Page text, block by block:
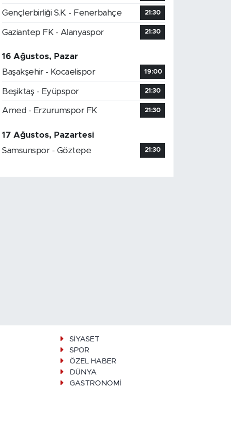
Gençlerbirliği S.K. - Fenerbahçe 21:30
Gaziantep FK - Alanyaspor 21:30
16 Ağustos, Pazar
Başakşehir - Kocaelispor
19:00
Beşiktaş - Eyüpspor 21:30
Amed - Erzurumspor FK 21:30
17 Ağustos, Pazartesi
Samsunspor - Göztepe
21:30
SİYASET
SPOR
ÖZEL HABER
DÜNYA
GASTRONOMİ